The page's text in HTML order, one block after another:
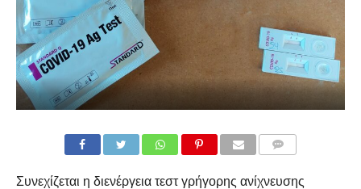
Συνεχίζεται η διενέργεια τεστ γρήγορης ανίχνευσης